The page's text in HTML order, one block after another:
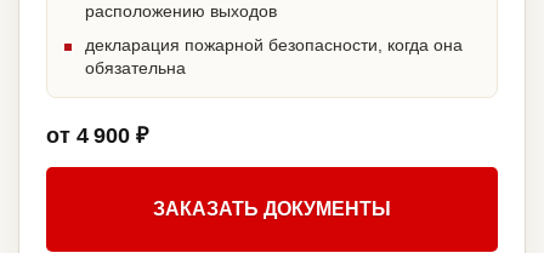
расположению выходов
декларация пожарной безопасности, когда она
обязательна
от 4 900 ₽
ЗАКАЗАТЬ ДОКУМЕНТЫ